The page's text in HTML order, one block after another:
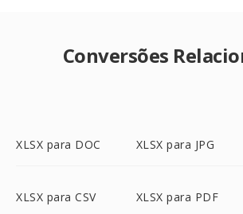
Conversões
XLSX para DOC XLSX para JPG
XLSX para CSV XLSX para PDF